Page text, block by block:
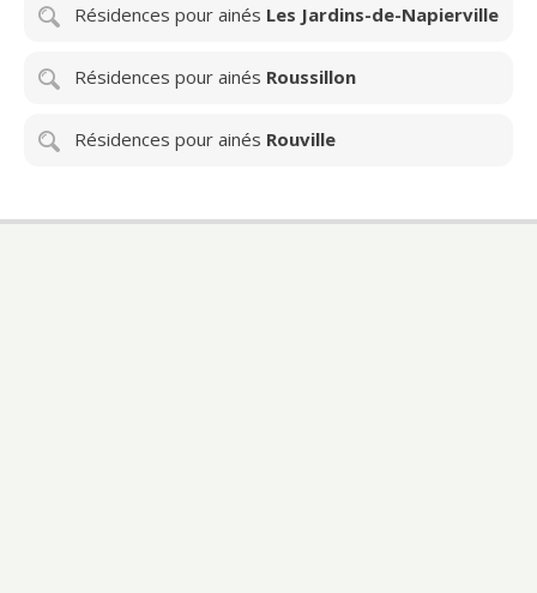
Résidences pour ainés Les Jardins-de-Napierville
Résidences pour ainés Roussillon
Résidences pour ainés Rouville